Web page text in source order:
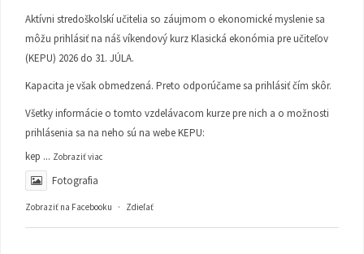
Aktívni stredoškolskí učitelia so záujmom o ekonomické myslenie sa
môžu prihlásiť na náš víkendový kurz Klasická ekonómia pre učiteľov
(KEPU) 2026 do 31. JÚLA.
Kapacita je však obmedzená. Preto odporúčame sa prihlásiť čím skôr.
Všetky informácie o tomto vzdelávacom kurze pre nich a o možnosti
prihlásenia sa na neho sú na webe KEPU:
kep ... Zobraziť viac
Fotografia
Zobraziť na Facebooku · Zdieľať